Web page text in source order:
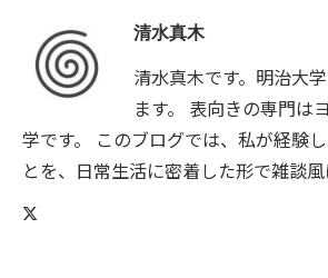
清水真木
清水真木です。明治大
ます。 表向きの専門は
学です。 このブログでは、私が経験
とを、日常生活に密着した形で雑談風